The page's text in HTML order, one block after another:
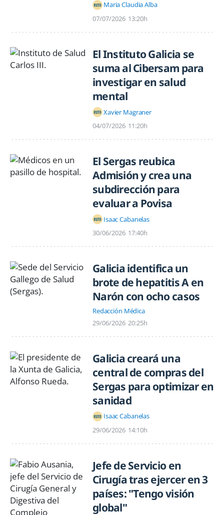
Maria Claudia Alba
07/07/2026 13:20h
El Instituto Galicia se
suma al Cibersam para
investigar en salud
mental
Xavier Magraner
04/07/2026 11:20h
El Sergas reubica
Admisión y crea una
subdirección para
evaluar a Povisa
Isaac Cabanelas
30/06/2026 17:40h
Galicia identifica un
brote de hepatitis A en
Narón con ocho casos
Redacción Médica
29/06/2026 20:25h
Galicia creará una
central de compras del
Sergas para optimizar en
sanidad
Isaac Cabanelas
29/06/2026 14:10h
Jefe de Servicio en
Cirugía tras ejercer en 3
países: "Tengo visión
global"